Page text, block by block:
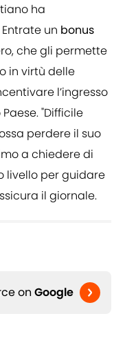
ha
un bonus
che gli permette
in virtù delle
l’ingresso
"Difficile
perdere il suo
a chiedere di
livello per guidare
il giornale.
on Google